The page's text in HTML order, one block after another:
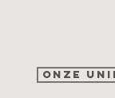
ONZE